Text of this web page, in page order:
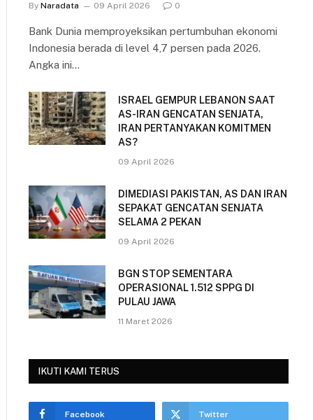
By Naradata 09 April 2026 0
Bank Dunia memproyeksikan pertumbuhan ekonomi
Indonesia berada di level 4,7 persen pada 2026.
Angka ini…
ISRAEL GEMPUR LEBANON SAAT
AS-IRAN GENCATAN SENJATA,
IRAN PERTANYAKAN KOMITMEN
AS?
09 April 2026
DIMEDIASI PAKISTAN, AS DAN IRAN
SEPAKAT GENCATAN SENJATA
SELAMA 2 PEKAN
09 April 2026
BGN STOP SEMENTARA
OPERASIONAL 1.512 SPPG DI
PULAU JAWA
11 Maret 2026
IKUTI KAMI TERUS
Facebook Twitter